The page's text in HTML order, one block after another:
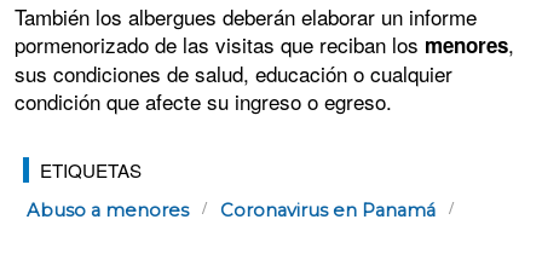
También los albergues deberán elaborar un informe
pormenorizado de las visitas que reciban los menores,
sus condiciones de salud, educación o cualquier
condición que afecte su ingreso o egreso.
ETIQUETAS
Abuso a menores Coronavirus en Panamá